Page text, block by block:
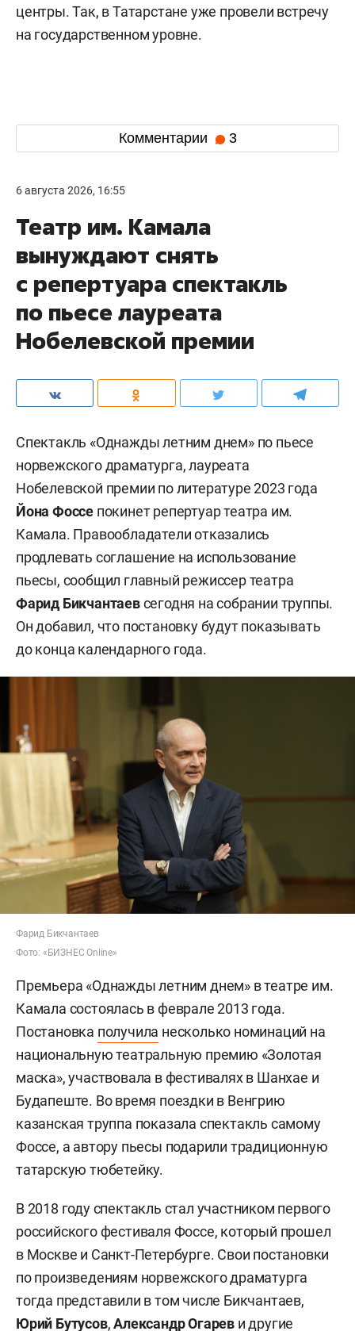
центры. Так, в Татарстане уже провели встречу
на государственном уровне.
Комментарии 3
6 августа 2026, 16:55
Театр им. Камала
вынуждают снять
с репертуара спектакль
по пьесе лауреата
Нобелевской премии
Спектакль «Однажды летним днем» по пьесе
норвежского драматурга, лауреата
Нобелевской премии по литературе 2023 года
Йона Фоссе покинет репертуар театра им.
Камала. Правообладатели отказались
продлевать соглашение на использование
пьесы, сообщил главный режиссер театра
Фарид Бикчантаевсегодня на собрании труппы.
Он добавил, что постановку будут показывать
до конца календарного года.
Фарид Бикчантаев
Фото: «БИЗНЕС Online»
Премьера «Однажды летним днем» в театре им.
Камала состоялась в феврале 2013 года.
Постановка получила несколько номинаций на
национальную театральную премию «Золотая
маска», участвовала в фестивалях в Шанхае и
Будапеште. Во время поездки в Венгрию
казанская труппа показала спектакль самому
Фоссе, а автору пьесы подарили традиционную
татарскую тюбетейку.
В 2018 году спектакль стал участником первого
российского фестиваля Фоссе, который прошел
в Москве и Санкт-Петербурге. Свои постановки
по произведениям норвежского драматурга
тогда представили в том числе Бикчантаев,
Юрий Бутусов,Александр Огарев и другие